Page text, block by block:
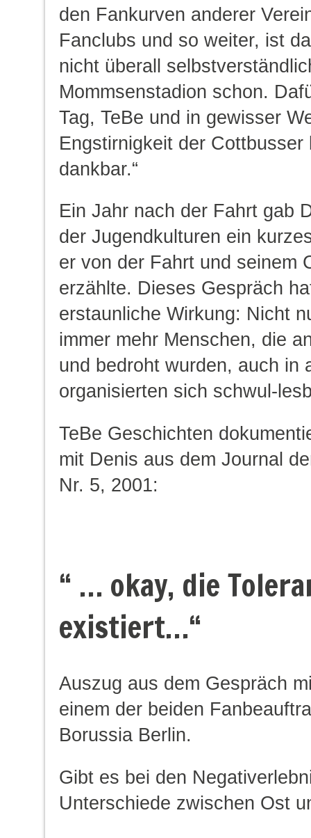
den Fankurven anderer
Fanclubs und so weiter, ist
nicht überall
Mommsenstadion schon.
Tag, TeBe und in gewisser
Engstirnigkeit der Cottbusser
dankbar.“
Ein Jahr nach der Fahrt gab
der Jugendkulturen ein
er von der Fahrt und seinem
erzählte. Dieses Gespräch
erstaunliche Wirkung: Nicht
immer mehr Menschen, die
und bedroht wurden, auch in
organisierten sich schwul-
TeBe Geschichten
mit Denis aus dem Journal
Nr. 5, 2001:
“ … okay, die
existiert…“
Auszug aus dem Gespräch
einem der beiden
Borussia Berlin.
Gibt es bei den
Unterschiede zwischen Ost